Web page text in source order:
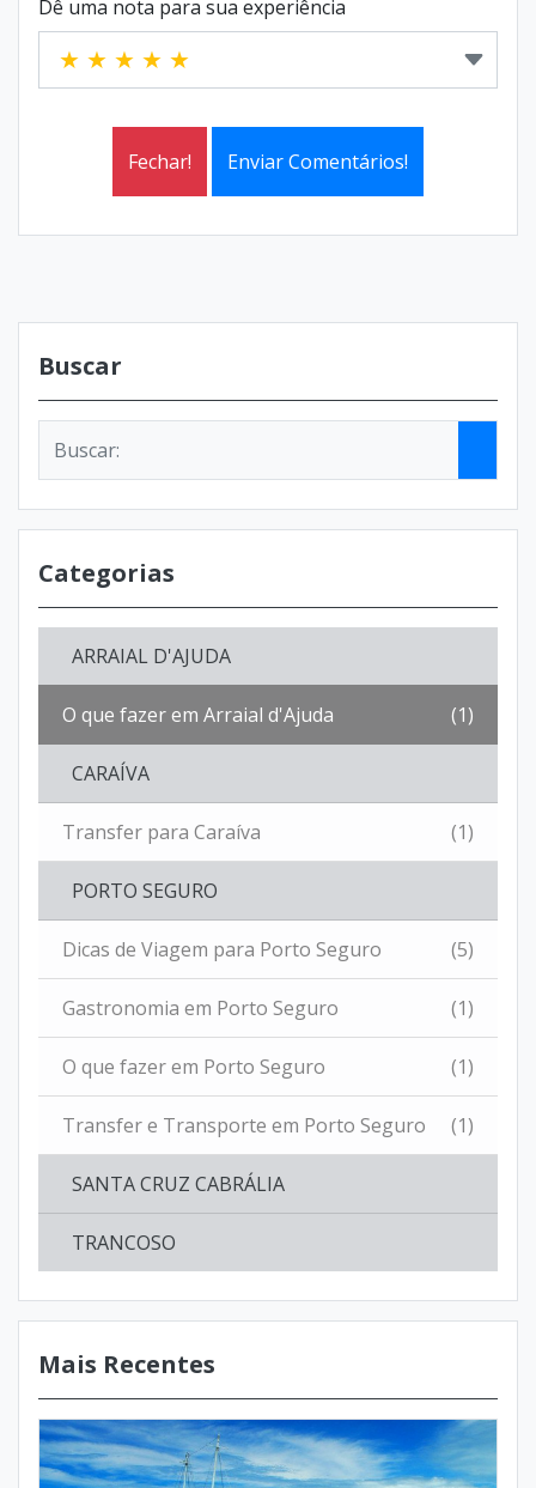
Dê uma nota para sua experiência
Fechar! Enviar Comentários!
Buscar
Categorias
ARRAIAL D'AJUDA
O que fazer em Arraial d'Ajuda (1)
CARAÍVA
Transfer para Caraíva (1)
PORTO SEGURO
Dicas de Viagem para Porto Seguro (5)
Gastronomia em Porto Seguro (1)
O que fazer em Porto Seguro (1)
Transfer e Transporte em Porto Seguro (1)
SANTA CRUZ CABRÁLIA
TRANCOSO
Mais Recentes